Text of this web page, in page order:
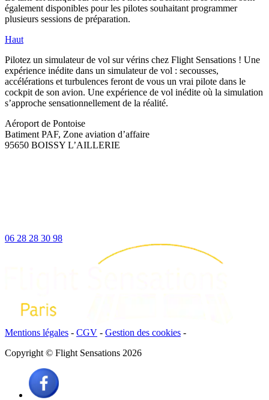
également disponibles pour les pilotes souhaitant programmer
plusieurs sessions de préparation.
Haut
Pilotez un simulateur de vol sur vérins chez Flight Sensations ! Une
expérience inédite dans un simulateur de vol : secousses,
accélérations et turbulences feront de vous un vrai pilote dans le
cockpit de son avion. Une expérience de vol inédite où la simulation
s’approche sensationnellement de la réalité.
Aéroport de Pontoise
Batiment PAF, Zone aviation d’affaire
95650 BOISSY L’AILLERIE
06 28 28 30 98
Mentions légales - CGV - Gestion des cookies -
Copyright © Flight Sensations 2026